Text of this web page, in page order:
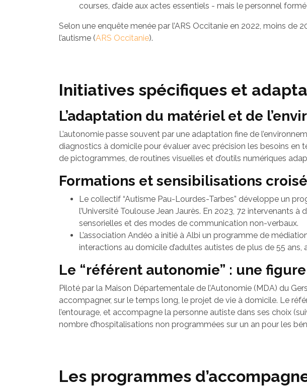
courses, d’aide aux actes essentiels - mais le personnel
Selon une enquête menée par l’ARS Occitanie en 2022, moins de
l’autisme (ARS Occitanie).
Initiatives spécifiques et
L’adaptation du matériel et de
L’autonomie passe souvent par une adaptation fine de
diagnostics à domicile pour évaluer avec précision les besoins en
de pictogrammes, de routines visuelles et d’outils numériques
Formations et sensibilisations
Le collectif “Autisme Pau-Lourdes-Tarbes” développe un
l’Université Toulouse Jean Jaurès. En 2023, 72
sensorielles et des modes de communication non-verbaux.
L’association Andéo a initié à Albi un programme de
interactions au domicile d’adultes autistes de plus de 55
Le “référent autonomie” : une
Piloté par la Maison Départementale de l’Autonomie (MDA) du
accompagner, sur le temps long, le projet de vie à domicile. Le
l’entourage, et accompagne la personne autiste dans ses choix
nombre d’hospitalisations non programmées sur un an pour les
Les programmes